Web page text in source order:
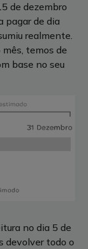
de dezembro
pagar de dia
realmente.
temos de
base no seu
no dia 5 de
devolver todo o